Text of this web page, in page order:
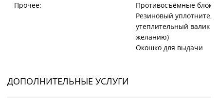
Прочее:
Противосъёмные
Резиновый
утеплительный валик
желанию)
Окошко для выдачи
ДОПОЛНИТЕЛЬНЫЕ УСЛУГИ